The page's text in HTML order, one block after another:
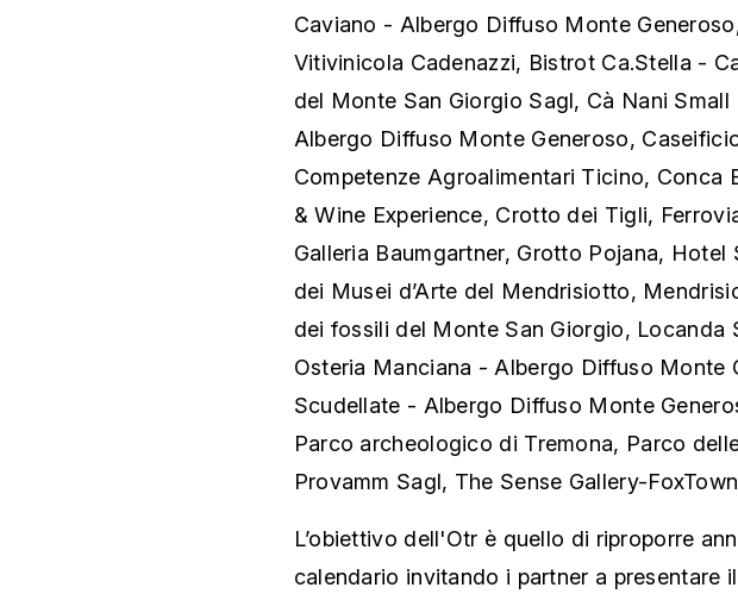
Caviano - Albergo Diffuso Monte
Vitivinicola Cadenazzi, Bistrot Ca.Stella -
del Monte San Giorgio Sagl, Cà Nani
Albergo Diffuso Monte Generoso,
Competenze Agroalimentari Ticino, Conca
& Wine Experience, Crotto dei Tigli,
Galleria Baumgartner, Grotto Pojana,
dei Musei d’Arte del Mendrisiotto,
dei fossili del Monte San Giorgio, Locanda
Osteria Manciana - Albergo Diffuso Monte
Scudellate - Albergo Diffuso Monte
Parco archeologico di Tremona, Parco
Provamm Sagl, The Sense Gallery-
L’obiettivo dell'Otr è quello di riproporre
calendario invitando i partner a presentare